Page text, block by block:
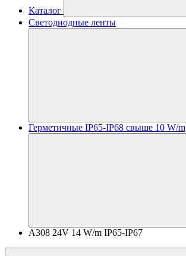
Каталог
Светодиодные ленты
Герметичные IP65-IP68 свыше 10 W/m
A308 24V 14 W/m IP65-IP67